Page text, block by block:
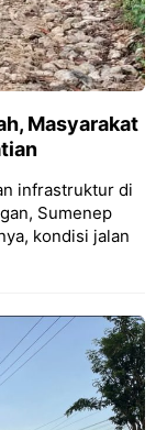
Masyarakat
infrastruktur di
Sumenep
kondisi jalan